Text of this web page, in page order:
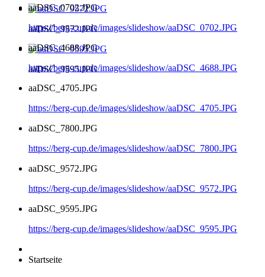
aaDSC_9572.JPG
aaDSC_9595.JPG
aaDSC_0702.JPG
https://berg-cup.de/images/slideshow/aaDSC_0702.JPG
aaDSC_4688.JPG
https://berg-cup.de/images/slideshow/aaDSC_4688.JPG
aaDSC_4705.JPG
https://berg-cup.de/images/slideshow/aaDSC_4705.JPG
aaDSC_7800.JPG
https://berg-cup.de/images/slideshow/aaDSC_7800.JPG
aaDSC_9572.JPG
https://berg-cup.de/images/slideshow/aaDSC_9572.JPG
aaDSC_9595.JPG
https://berg-cup.de/images/slideshow/aaDSC_9595.JPG
Startseite